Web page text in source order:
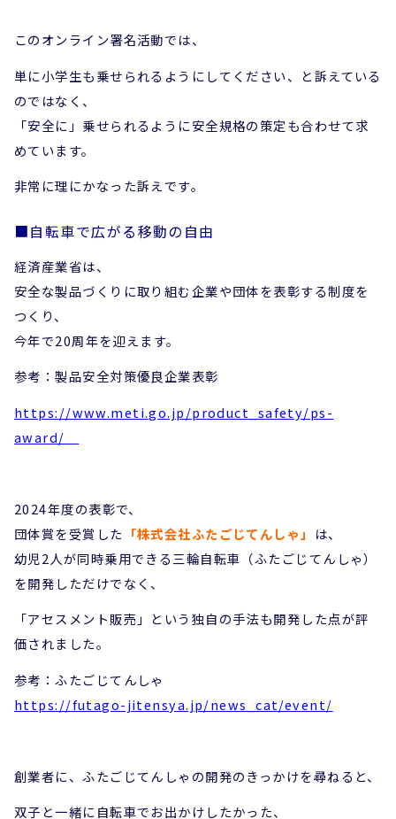
このオンライン署名活動では、
単に小学生も乗せられるようにしてください、と訴えている
のではなく、
「安全に」乗せられるように安全規格の策定も合わせて求
めています。
非常に理にかなった訴えです。
■自転車で広がる移動の自由
経済産業省は、
安全な製品づくりに取り組む企業や団体を表彰する制度を
つくり、
今年で20周年を迎えます。
参考：製品安全対策優良企業表彰
https://www.meti.go.jp/product_safety/ps-
award/
2024年度の表彰で、
団体賞を受賞した 「株式会社ふたごじてんしゃ」
は、
幼児2人が同時乗用できる三輪自転車（ふたごじてんしゃ）
を開発しただけでなく、
「アセスメント販売」という独自の手法も開発した点が評
価されました。
参考：ふたごじてんしゃ
https://futago-jitensya.jp/news_cat/event/
創業者に、ふたごじてんしゃの開発のきっかけを尋ねると、
双子と一緒に自転車でお出かけしたかった、